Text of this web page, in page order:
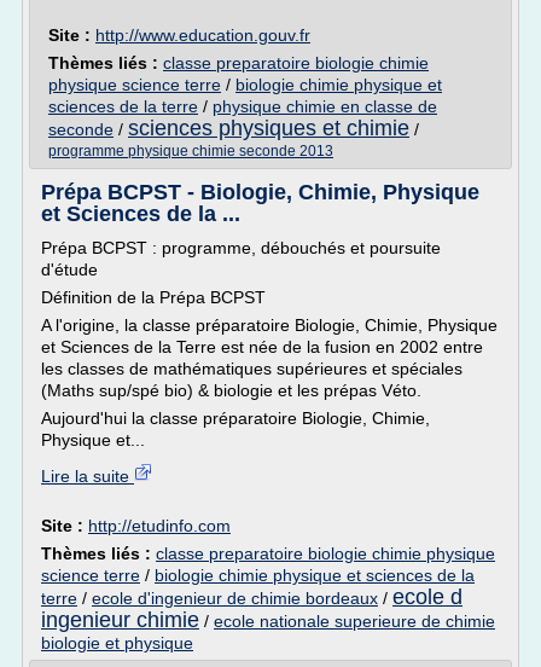
Site : http://www.education.gouv.fr
Thèmes liés : classe preparatoire biologie chimie
physique science terre / biologie chimie physique et
sciences de la terre / physique chimie en classe de
seconde / sciences physiques et chimie /
programme physique chimie seconde 2013
Prépa BCPST - Biologie, Chimie, Physique
et Sciences de la ...
Prépa BCPST : programme, débouchés et poursuite
d'étude
Définition de la Prépa BCPST
A l'origine, la classe préparatoire Biologie, Chimie, Physique
et Sciences de la Terre est née de la fusion en 2002 entre
les classes de mathématiques supérieures et spéciales
(Maths sup/spé bio) & biologie et les prépas Véto.
Aujourd'hui la classe préparatoire Biologie, Chimie,
Physique et...
Lire la suite
Site : http://etudinfo.com
Thèmes liés : classe preparatoire biologie chimie physique
science terre / biologie chimie physique et sciences de la
terre / ecole d'ingenieur de chimie bordeaux / ecole d
ingenieur chimie / ecole nationale superieure de chimie
biologie et physique